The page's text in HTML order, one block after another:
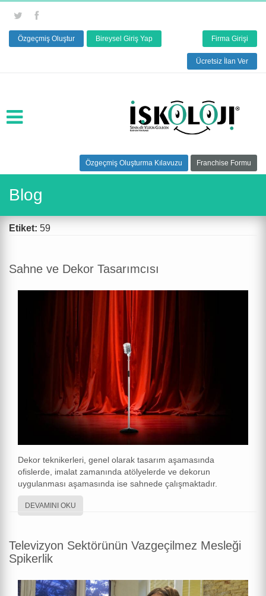
Özgeçmiş Oluştur Bireysel Giriş Yap Firma Girişi
Ücretsiz İlan Ver
Özgeçmiş Oluşturma Kılavuzu Franchise Formu
Blog
Etiket: 59
Sahne ve Dekor Tasarımcısı
Dekor teknikerleri, genel olarak tasarım aşamasında
ofislerde, imalat zamanında atölyelerde ve dekorun
uygulanması aşamasında ise sahnede çalışmaktadır.
DEVAMINI OKU
Televizyon Sektörünün Vazgeçilmez Mesleği
Spikerlik